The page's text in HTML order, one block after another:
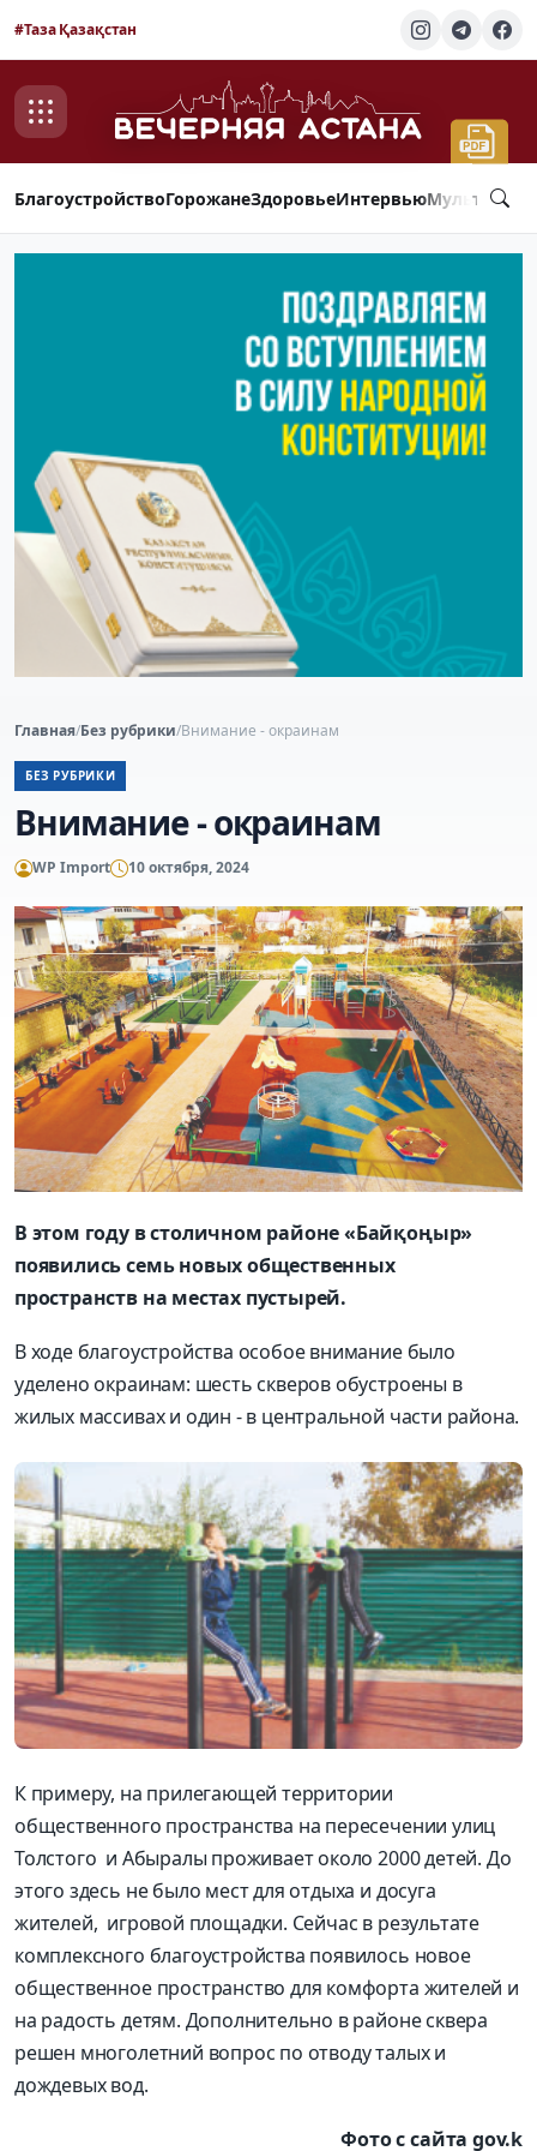
#Таза Қазақстан
БлагоустройствоГорожанеЗдоровьеИнтервью
Главная/Без рубрики/Внимание - окраинам
БЕЗ РУБРИКИ
Внимание - окраинам
WP Import 10 октября, 2024
В этом году в столичном районе «Байқоңыр»
появились семь новых общественных
пространств на местах пустырей.
В ходе благоустройства особое внимание было
уделено окраинам: шесть скверов обустроены в
жилых массивах и один - в центральной части района.
К примеру, на прилегающей территории
общественного пространства на пересечении улиц
Толстого и Абыралы проживает около 2000 детей. До
этого здесь не было мест для отдыха и досуга
жителей, игровой площадки. Сейчас в результате
комплексного благоустройства появилось новое
общественное пространство для комфорта жителей и
на радость детям. Дополнительно в районе сквера
решен многолетний вопрос по отводу талых и
дождевых вод.
Фото с сайта gov.k